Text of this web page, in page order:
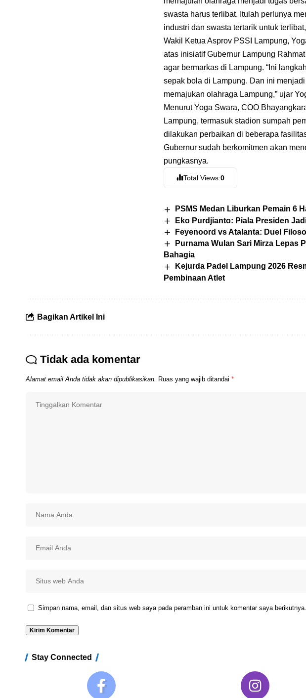
swasta harus terlibat. Itulah perlunya
industri dan swasta tertarik untuk
Wakil Ketua Asprov PSSI Lampung,
atas inisiatif Gubernur Lampung
agar bermarkas di Lampung. “Ini
sepak bola di Lampung. Dan ini
memajukan olahraga Lampung,” ujar
Menurut Yoga Swara, COO
Lampung, termasuk stadion sumpah
dilakukan perbaikan di beberapa
Gubernur sudah berkomitmen akan
pungkasnya.
Total Views:0
PSMS Medan Liburkan Pemain 6
Eko Purdjianto: Piala Presiden
Feyenoord vs Atalanta: Duel
Purnama Wulan Sari Mirza Lepas
Bahagia
Kejurda Padel Lampung 2026
Pembinaan Atlet
Bagikan Artikel Ini
Tidak ada komentar
Alamat email Anda tidak akan dipublikasikan. Ruas yang wajib ditandai *
Simpan nama, email, dan situs web saya pada peramban ini untuk komentar saya berikutnya.
Stay Connected